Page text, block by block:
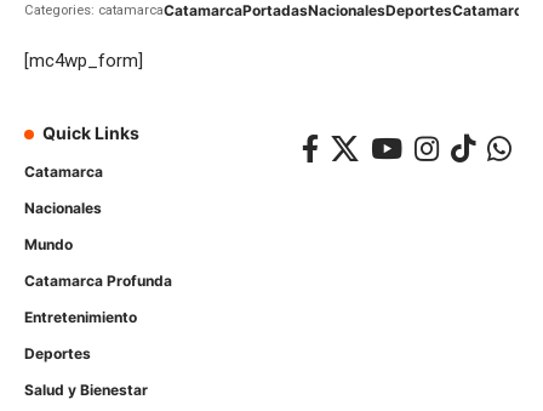
Categories: catamarcaCatamarcaPortadasNacionalesDeportesCatamarca
[mc4wp_form]
Quick Links
Catamarca
Nacionales
Mundo
Catamarca Profunda
Entretenimiento
Deportes
Salud y Bienestar